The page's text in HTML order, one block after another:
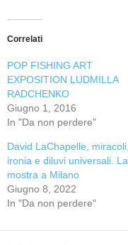
Correlati
POP FISHING ART
EXPOSITION LUDMILLA
RADCHENKO
Giugno 1, 2016
In "Da non perdere"
David LaChapelle, miracoli,
ironia e diluvi universali. La
mostra a Milano
Giugno 8, 2022
In "Da non perdere"